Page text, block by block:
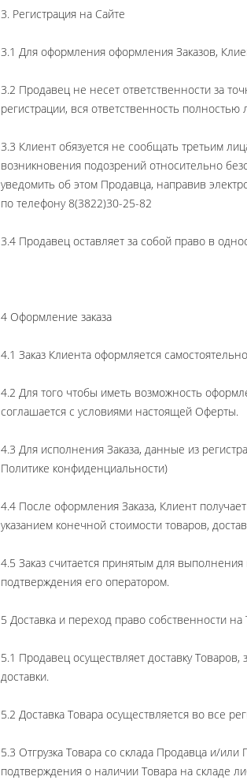
3. Регистрация на Сайте
3.1 Для оформления оформления Заказов,
3.2 Продавец не несет ответственности за
регистрации, вся ответственность полностью
3.3 Клиент обязуется не сообщать третьим
возникновения подозрений относительно
уведомить об этом Продавца, направив
по телефону 8(3822)30-25-82
3.4 Продавец оставляет за собой право в
4 Оформление заказа
4.1 Заказ Клиента оформляется
4.2 Для того чтобы иметь возможность
соглашается с условиями настоящей Оферты.
4.3 Для исполнения Заказа, данные из
Политике конфиденциальности)
4.4 После оформления Заказа, Клиент
указанием конечной стоимости товаров,
4.5 Заказ считается принятым для
подтверждения его оператором.
5 Доставка и переход право собственности на
5.1 Продавец осуществляет доставку
доставки.
5.2 Доставка Товара осуществляется во все
5.3 Отгрузка Товара со склада Продавца и/
подтверждения о наличии Товара на складе